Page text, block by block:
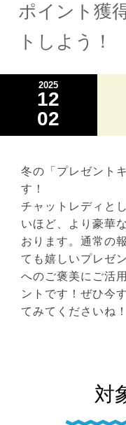
ポイント獲
トしよう！
2025
12
02
冬の「プレゼント
す！
チャットレディと
いほど、より豪華
おります。通常の
ても嬉しいプレゼ
へのご褒美にご活
ントです！ぜひ今
てみてくださいね！
対